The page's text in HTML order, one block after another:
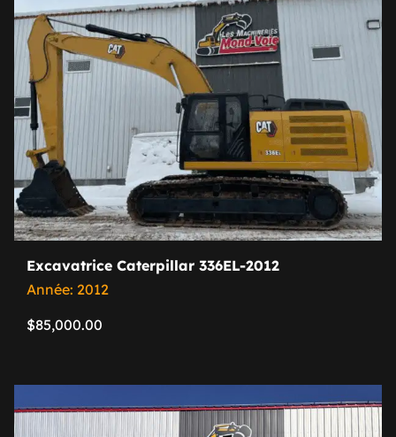
Excavatrice Caterpillar 336EL-2012
Année: 2012
$85,000.00